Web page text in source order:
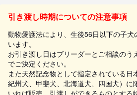
引き渡し時期についての注意事項
動物愛護法により、生後56日以下の子
います。
お引き渡し日はブリーダーとご相談のう
でご決定ください。
また天然記念物として指定されている日
紀州犬、甲斐犬、北海道犬、四国犬）に
いれば販売、引渡しができるものとする